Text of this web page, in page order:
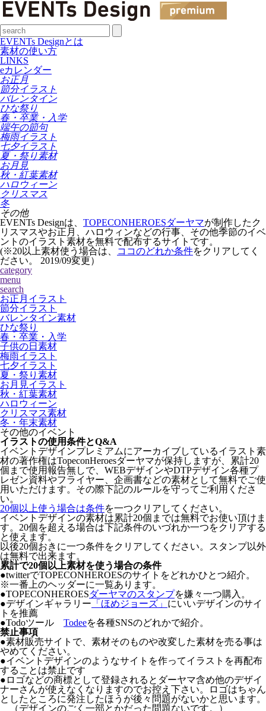
EVENTs Designとは
素材の使い方
LINKS
eカレンダー
お正月
節分イラスト
バレンタイン
ひな祭り
春・卒業・入学
端午の節句
梅雨イラスト
七夕イラスト
夏・祭り素材
お月見
秋・紅葉素材
ハロウィーン
クリスマス
冬
その他
EVENTs Designは、 TOPECONHEROESダーヤマが制作したク
リスマスやお正月、ハロウィンなどの行事、その他季節のイベ
ントのイラスト素材を無料で配布するサイトです。
(※20以上素材使う場合は、
ココのどれか条件をクリアしてく
ださい。 2019/09変更）
category
menu
search
お正月イラスト
節分イラスト
バレンタイン素材
ひな祭り
春・卒業・入学
子供の日素材
梅雨イラスト
七夕イラスト
夏・祭り素材
お月見イラスト
秋・紅葉素材
ハロウィーン
クリスマス素材
冬・年末素材
その他のイベント
イラストの使用条件とQ&A
イベントデザインプレミアムにアーカイブしているイラスト素
材の著作権はTopeconHeroesダーヤマが保持しますが、累計20
個まで使用報告無しで、WEBデザインやDTPデザイン各種プ
レゼン資料やフライヤー、企画書などの素材として無料でご使
用いただけます。その際下記のルールを守ってご利用くださ
い。
20個以上使う場合は条件を一つクリアしてください。
イベントデザインの素材は累計20個までは無料でお使い頂けま
す。20個を超える場合は下記条件のいづれか一つをクリアする
と使えます。
以後20個おきに一つ条件をクリアしてください。スタンプ以外
は無料で出来ます。
累計で20個以上素材を使う場合の条件
●twitterでTOPECONHEROESのサイトをどれかひとつ紹介。
※一番上のヘッダーに一覧あります。
●TOPECONHEROESダーヤマのスタンプを嫌々一つ購入。
●デザインギャラリー 「ほめジョーズ」 にいいデザインのサイ
トを推薦
●Todoツール Todeeを各種SNSのどれかで紹介。
禁止事項
●素材販売サイトで、素材そのものや改変した素材を売る事は
やめてください。
●イベントデザインのようなサイトを作ってイラストを再配布
することは禁止です
● ロゴなどの商標として登録されるとダーヤマ含め他のデザイ
ナーさんが使えなくなりますのでお控え下さい。ロゴはちゃん
としたところに発注したほうが後々問題がないかと思います。
（デザインのごく一部とかだった問題ないです。）